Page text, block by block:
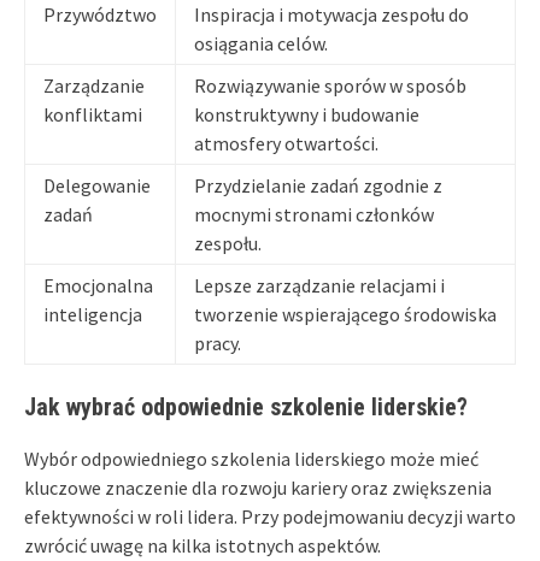
Przywództwo
Inspiracja i motywacja zespołu do
osiągania celów.
Zarządzanie
konfliktami
Rozwiązywanie sporów w sposób
konstruktywny i budowanie
atmosfery otwartości.
Delegowanie
zadań
Przydzielanie zadań zgodnie z
mocnymi stronami członków
zespołu.
Emocjonalna
inteligencja
Lepsze zarządzanie relacjami i
tworzenie wspierającego środowiska
pracy.
Jak wybrać odpowiednie szkolenie liderskie?
Wybór odpowiedniego szkolenia liderskiego może mieć
kluczowe znaczenie dla rozwoju kariery oraz zwiększenia
efektywności w roli lidera. Przy podejmowaniu decyzji warto
zwrócić uwagę na kilka istotnych aspektów.